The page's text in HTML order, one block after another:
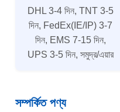
DHL 3-4 দিন, TNT 3-5
দিন, FedEx(IE/IP) 3-7
দিন, EMS 7-15 দিন,
UPS 3-5 দিন, সমুদ্র/এয়ার
সম্পর্কিত পণ্য